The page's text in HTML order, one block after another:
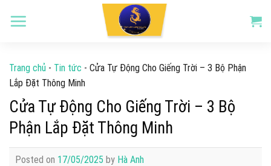
Trang chủ - Tin tức - Cửa Tự Động Cho Giếng Trời – 3 Bộ Phận
Lắp Đặt Thông Minh
Cửa Tự Động Cho Giếng Trời – 3 Bộ
Phận Lắp Đặt Thông Minh
Posted on 17/05/2025 by Hà Anh